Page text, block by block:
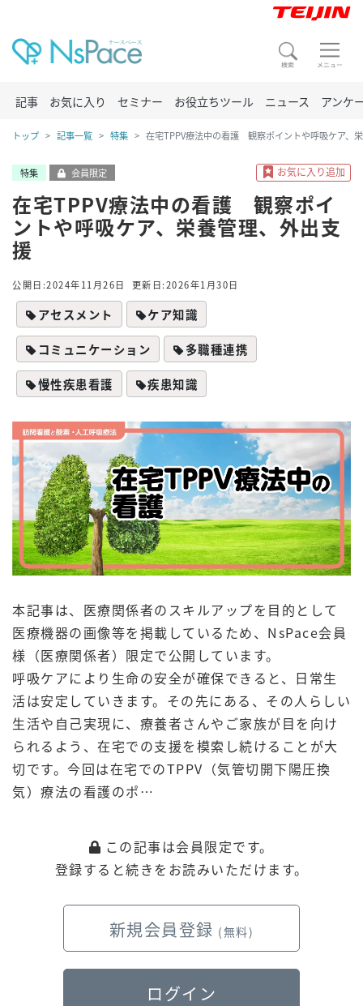
記事 お気に入り セミナー お役立ちツール ニュース アンケ
トップ 記事一覧 特集 在宅TPPV療法中の看護 観察ポイントや呼吸ケア、
特集 会員限定
在宅TPPV療法中の看護 観察ポイ
ントや呼吸ケア、栄養管理、外出支
援
公開日:2024年11月26日 更新日:2026年1月30日
アセスメント ケア知識
コミュニケーション 多職種連携
慢性疾患看護 疾患知識
本記事は、医療関係者のスキルアップを目的として
医療機器の画像等を掲載しているため、NsPace会員
様（医療関係者）限定で公開しています。
呼吸ケアにより生命の安全が確保できると、日常生
活は安定していきます。その先にある、その人らしい
生活や自己実現に、療養者さんやご家族が目を向け
られるよう、在宅での支援を模索し続けることが大
切です。今回は在宅でのTPPV（気管切開下陽圧換
気）療法の看護のポ…
この記事は会員限定です。
登録すると続きをお読みいただけます。
新規会員登録 (無料)
ログイン